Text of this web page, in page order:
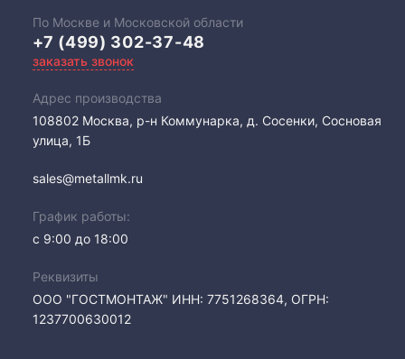
По Москве и Московской области
+7 (499) 302-37-48
заказать звонок
Адрес производства
108802​ Москва, р-н Коммунарка, д. Сосенки, Сосновая
улица, 1Б
sales@metallmk.ru
График работы:
с 9:00 до 18:00
Реквизиты
ООО "ГОСТМОНТАЖ" ИНН: 7751268364, ОГРН:
1237700630012